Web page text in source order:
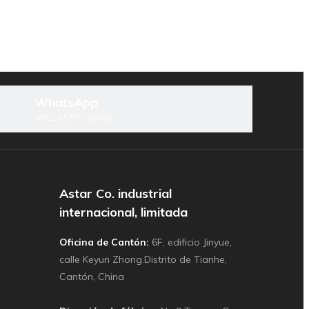
Astar Co. industrial
internacional, limitada
Oficina de Cantón: 6F, edificio Jinyue,
calle Keyun Zhong.Distrito de Tianhe,
Cantón, China